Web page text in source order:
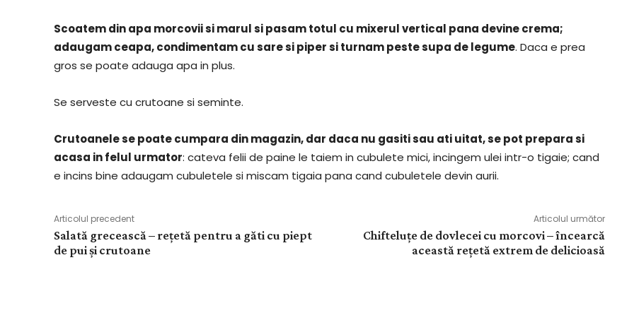
Scoatem din apa morcovii si marul si pasam totul cu mixerul vertical pana devine crema;
adaugam ceapa, condimentam cu sare si piper si turnam peste supa de legume. Daca e prea
gros se poate adauga apa in plus.
Se serveste cu crutoane si seminte.
Crutoanele se poate cumpara din magazin, dar daca nu gasiti sau ati uitat, se pot prepara si
acasa in felul urmator: cateva felii de paine le taiem in cubulete mici, incingem ulei intr-o tigaie; cand
e incins bine adaugam cubuletele si miscam tigaia pana cand cubuletele devin aurii.
Articolul precedent
Salată grecească – rețetă pentru a găti cu piept
de pui și crutoane
Articolul următor
Chifteluțe de dovlecei cu morcovi – încearcă
această rețetă extrem de delicioasă